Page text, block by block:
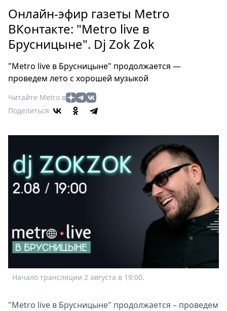
Россия
Мир
Здоровье
Туризм
Мода
Театр
Кино
Выставки
Пресс-
релизы
Стримы
Спецпроекты
Звезды
2026
Metro
Онлайн-эфир газеты Metro
ВКонтакте: "Metro live в
Брусницыне". Dj Zok Zok
"Metro live в Брусницыне" продолжается —
проведем лето с хорошей музыкой
Читайте Metro в
Поделиться
Начало трансляции 2 августа в 19:00.
"Metro live в Брусницыне" продолжается – проведем